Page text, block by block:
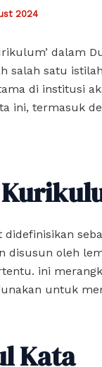
2024
dalam
salah satu
di institusi
ini, termasuk
disusun oleh
ini
untuk
Kata